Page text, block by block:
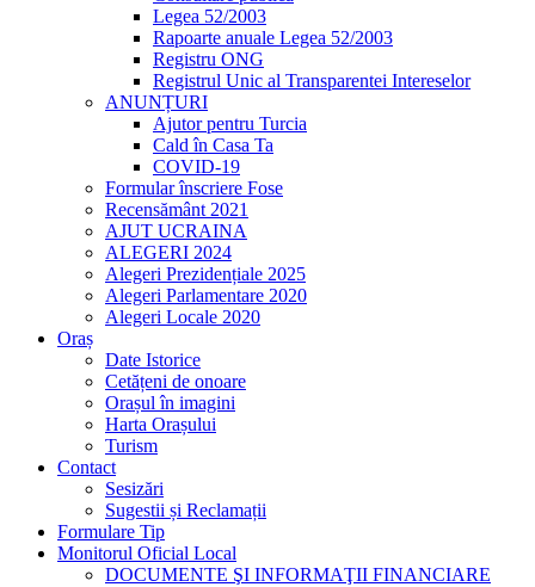
Legea 52/2003
Rapoarte anuale Legea 52/2003
Registru ONG
Registrul Unic al Transparentei Intereselor
ANUNȚURI
Ajutor pentru Turcia
Cald în Casa Ta
COVID-19
Formular înscriere Fose
Recensământ 2021
AJUT UCRAINA
ALEGERI 2024
Alegeri Prezidențiale 2025
Alegeri Parlamentare 2020
Alegeri Locale 2020
Oraș
Date Istorice
Cetățeni de onoare
Orașul în imagini
Harta Orașului
Turism
Contact
Sesizări
Sugestii și Reclamații
Formulare Tip
Monitorul Oficial Local
DOCUMENTE ŞI INFORMAŢII FINANCIARE